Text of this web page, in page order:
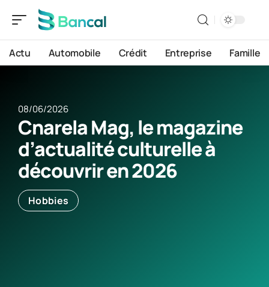
Actu Automobile Crédit Entreprise Famille
08/06/2026
Cnarela Mag, le magazine
d’actualité culturelle à
découvrir en 2026
Hobbies